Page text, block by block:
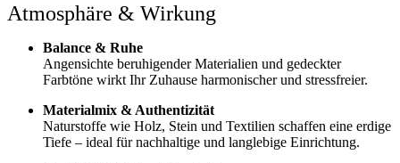
Atmosphäre & Wirkung
Balance & Ruhe
Angensichte beruhigender Materialien und gedeckter
Farbtöne wirkt Ihr Zuhause harmonischer und stressfreier.
Materialmix & Authentizität
Naturstoffe wie Holz, Stein und Textilien schaffen eine erdige
Tiefe – ideal für nachhaltige und langlebige Einrichtung.